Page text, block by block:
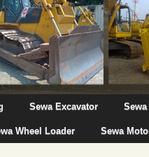
Sewa Excavator
Wheel Loader Sewa